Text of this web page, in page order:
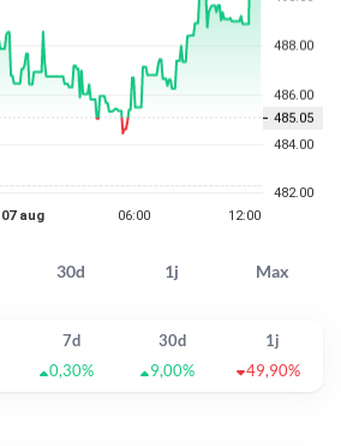
30d 1j Max
7d 30d
1j
0,30% 9,00% 49,90%